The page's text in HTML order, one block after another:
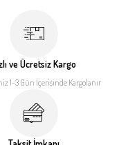
ve Ücretsiz Kargo
1-3 Gün İçerisindeKargolanır